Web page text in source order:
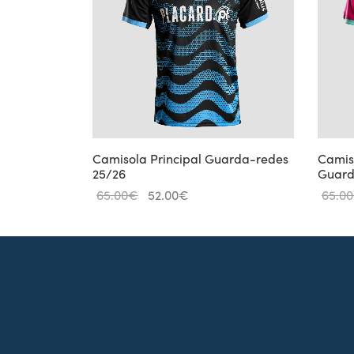
Camisola Principal Guarda-redes
25/26
65.00€ O
original
52.00€
atual é:
65.00